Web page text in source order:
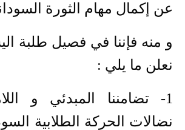
عن إكمال مهام الثورة
و منه فإننا في فصيل طلبة
نعلن ما يلي :
1- تضامننا المبدئي و
نضالات الحركة الطلابية